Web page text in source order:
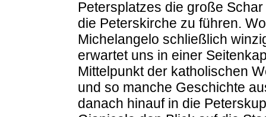
Petersplatzes die große
die Peterskirche zu führen.
Michelangelo schließlich
erwartet uns in einer
Mittelpunkt der katholischen
und so manche Geschichte
danach hinauf in die